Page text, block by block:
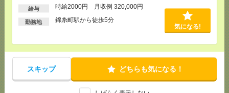
給与 時給2000円 月収例 320,000円
勤務地
錦糸町駅から徒歩5分
気になる!
スキップ どちらも気になる！
[交通費]全額支給
＼10月スタート／補助金に関する書類審査のお仕事
＠高時給1900円[派遣]